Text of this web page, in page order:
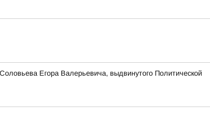
Егора Валерьевича, выдвинутого Политической